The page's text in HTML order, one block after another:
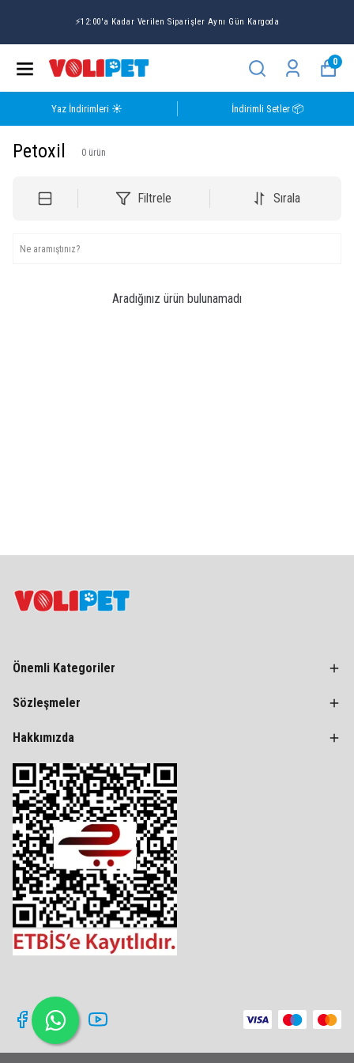
⚡12:00'a Kadar Verilen Siparişler Aynı Gün Kargoda
0
Yaz İndirimleri ☀️ İndirimli Setler 📦
Petoxil 0 ürün
Filtrele Sırala
Aradığınız ürün bulunamadı
Önemli Kategoriler
Sözleşmeler
Hakkımızda